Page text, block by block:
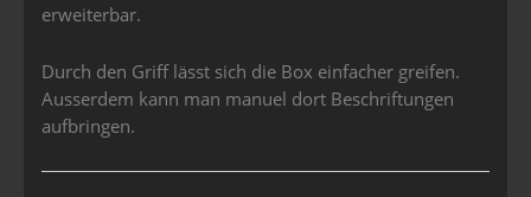
erweiterbar.
Durch den Griff lässt sich die Box einfacher greifen.
Ausserdem kann man manuel dort Beschriftungen
aufbringen.